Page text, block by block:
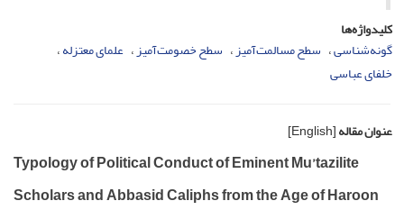
کلیدواژه‌ها
گونه‌شناسی سطح مسالمت‌آمیز سطح خصومت‌آمیز علمای معتزله
خلفای عباسی
عنوان مقاله[English]
Typology of Political Conduct of Eminent Mu’tazilite
Scholars and Abbasid Caliphs from the Age of Haroon